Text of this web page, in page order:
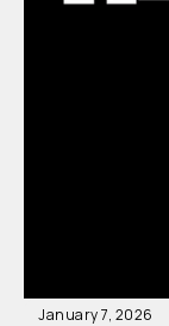
January 7, 2026